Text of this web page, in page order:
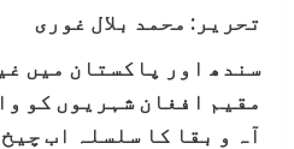
تحریر: محمد بلال
سندھ اور پاکستان میں
مقیم افغان شہریوں کو
آہ و بقا کا سلسلہ اب